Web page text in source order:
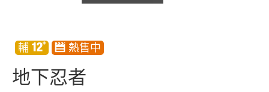
地下忍者